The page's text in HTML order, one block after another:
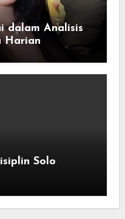
dalam Analisis
Harian
Solo